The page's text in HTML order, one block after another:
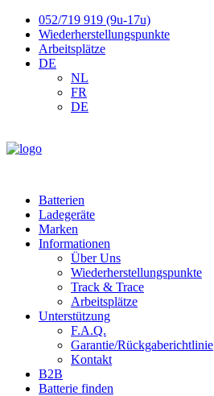
052/719 919 (9u-17u)
Wiederherstellungspunkte
Arbeitsplätze
DE
NL
FR
DE
Batterien
Ladegeräte
Marken
Informationen
Über Uns
Wiederherstellungspunkte
Track & Trace
Arbeitsplätze
Unterstützung
F.A.Q.
Garantie/Rückgaberichtlinie
Kontakt
B2B
Batterie finden